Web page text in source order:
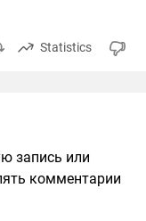
Statistics
запись или
комментарии